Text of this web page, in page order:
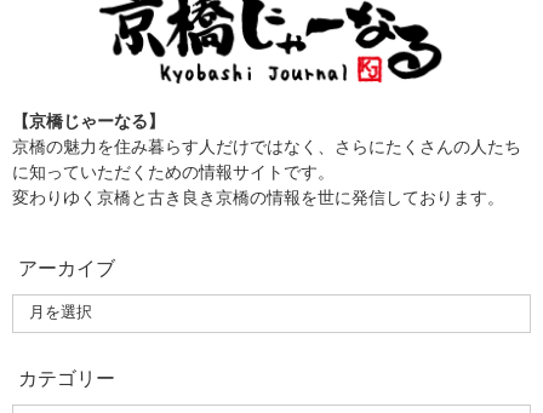
【京橋じゃーなる】
京橋の魅力を住み暮らす人だけではなく、さらにたくさんの人たち
に知っていただくための情報サイトです。
変わりゆく京橋と古き良き京橋の情報を世に発信しております。
アーカイブ
カテゴリー